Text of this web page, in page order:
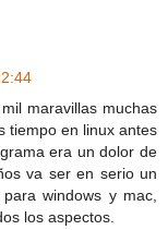
maravillas muchas
tiempo en linux antes
era un dolor de
va ser en serio un
windows y mac,
los aspectos.